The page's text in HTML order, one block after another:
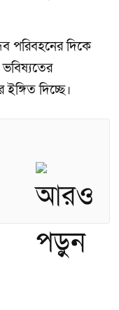
পরিবহনের দিকে
দিচ্ছে।